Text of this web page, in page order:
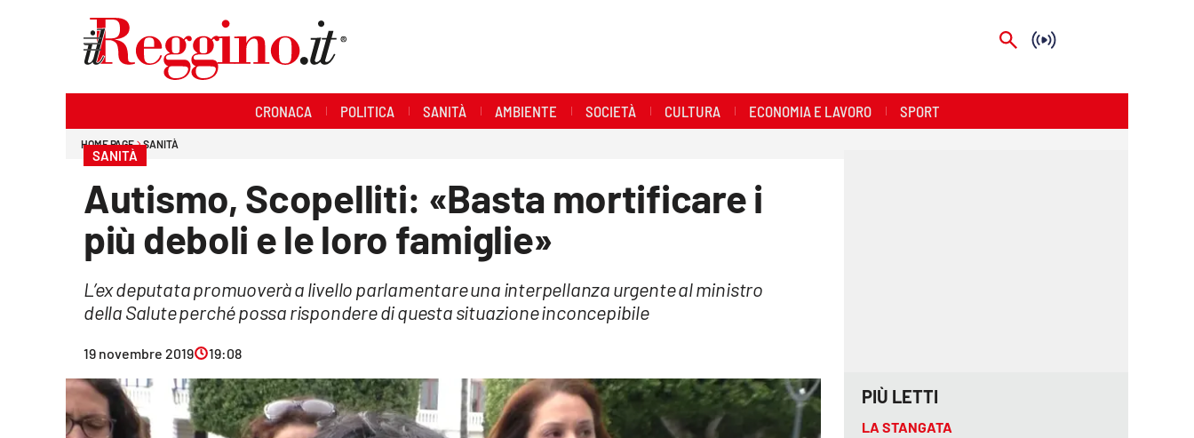
CRONACA POLITICA SANITÀ AMBIENTE SOCIETÀ CULTURA ECONOMIA E LAVORO SPORT
HOME PAGE SANITÀ
SANITÀ
Autismo, Scopelliti: «Basta mortificare i
più deboli e le loro famiglie»
L’ex deputata promuoverà a livello parlamentare una interpellanza urgente al ministro
della Salute perché possa rispondere di questa situazione inconcepibile
19 novembre 2019 19:08
PIÙ LETTI
LA STANGATA